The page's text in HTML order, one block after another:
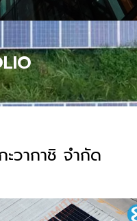
วากาชิ จำกัด